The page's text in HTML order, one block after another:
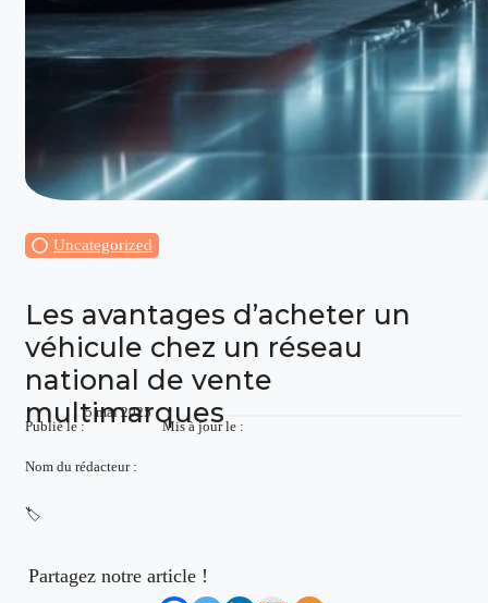
Uncategorized
Les avantages d’acheter un
véhicule chez un réseau
national de vente
multimarques
Publié le :
5 mai 2025
Mis à jour le :
Nom du rédacteur :
🏷️
Partagez notre article !